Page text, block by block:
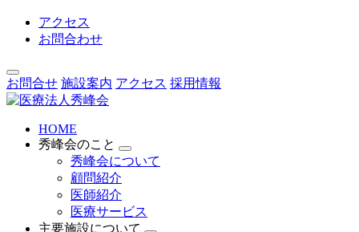
アクセス
お問合わせ
お問合せ 施設案内 アクセス 採用情報
HOME
秀峰会のこと
秀峰会について
顧問紹介
医師紹介
医療サービス
主要施設について